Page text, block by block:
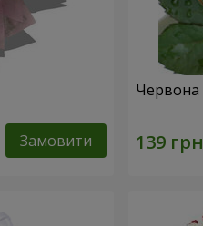
Замовити
Червона